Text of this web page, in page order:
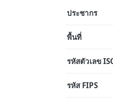
ประชากร
พื้นที่
รหัสตัวเลข
รหัส FIPS